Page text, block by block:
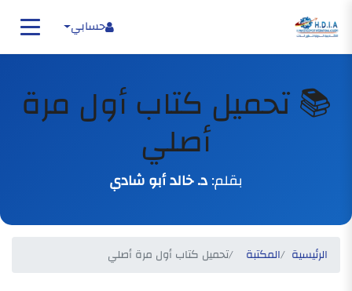
حسابي
📚 تحميل كتاب أول مرة
أصلي
بقلم:د. خالد أبو شادي
الرئيسية المكتبة تحميل كتاب أول مرة أصلي